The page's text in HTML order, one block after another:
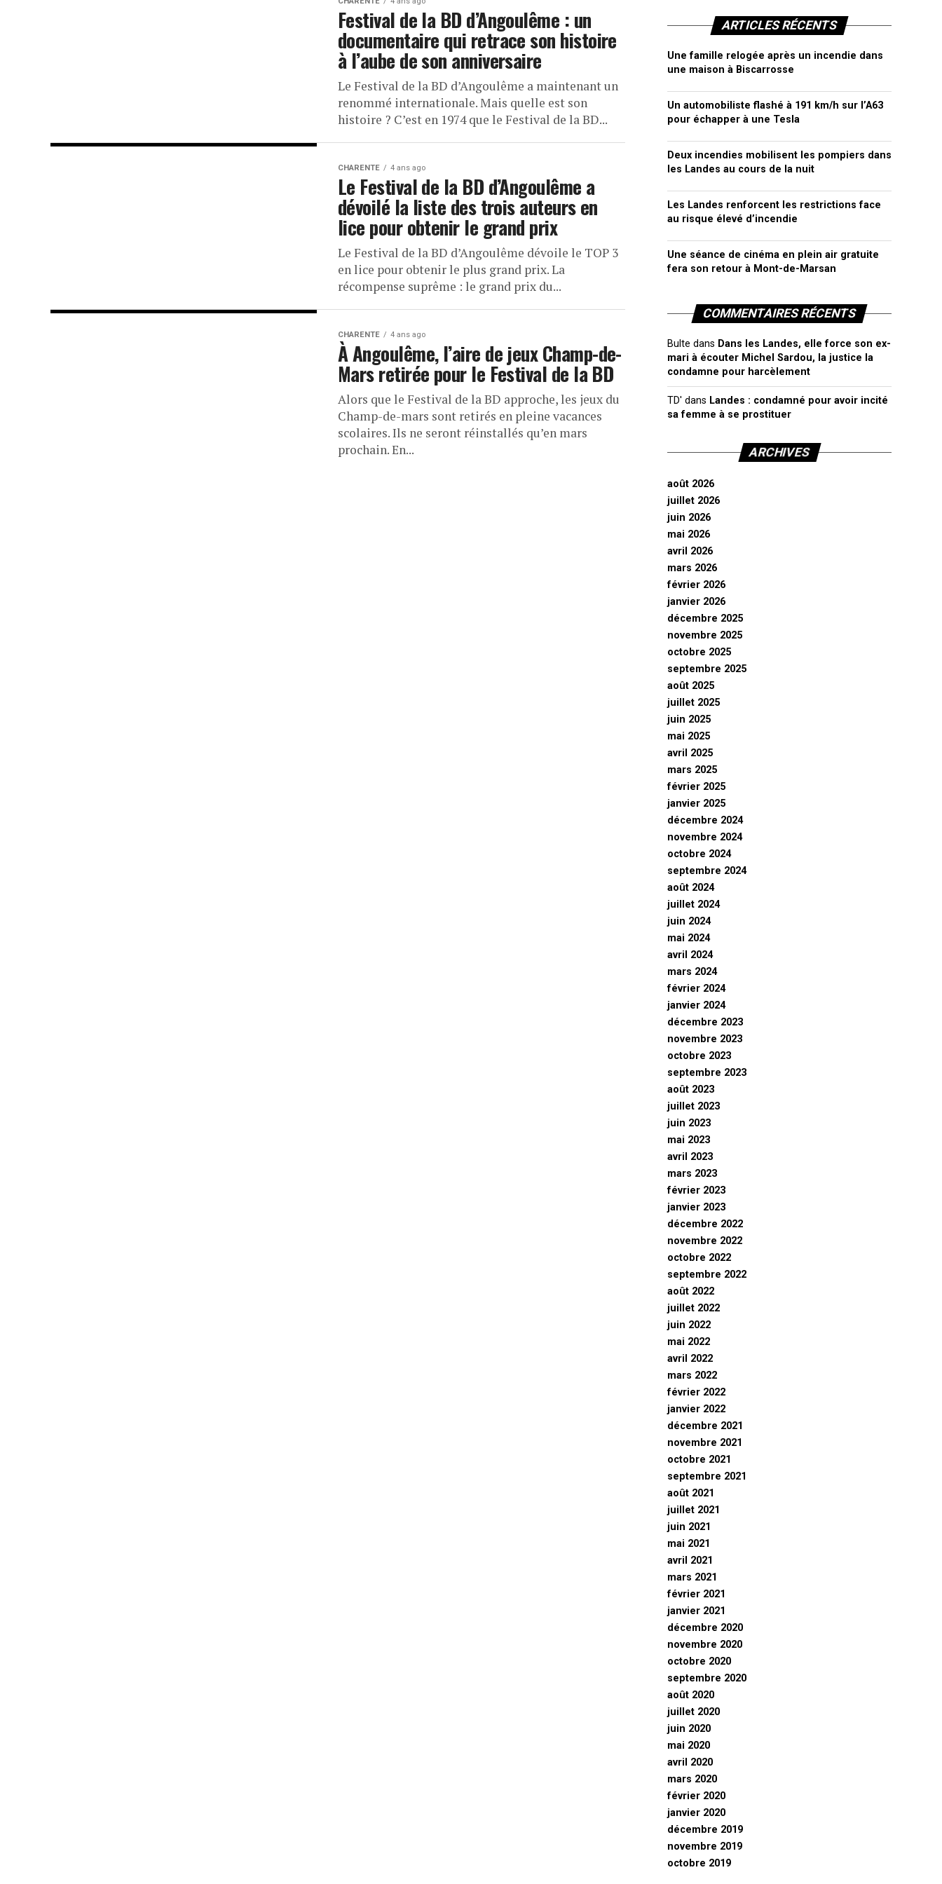
Festival de la BD d’Angoulême : un
documentaire qui retrace son histoire
à l’aube de son anniversaire
Le Festival de la BD d’Angoulême a maintenant un
renommé internationale. Mais quelle est son
histoire ? C’est en 1974 que le Festival de la BD...
CHARENTE 4 ans ago
Le Festival de la BD d’Angoulême a
dévoilé la liste des trois auteurs en
lice pour obtenir le grand prix
Le Festival de la BD d’Angoulême dévoile le TOP 3
en lice pour obtenir le plus grand prix. La
récompense suprême : le grand prix du...
CHARENTE 4 ans ago
À Angoulême, l’aire de jeux Champ-de-
Mars retirée pour le Festival de la BD
Alors que le Festival de la BD approche, les jeux du
Champ-de-mars sont retirés en pleine vacances
scolaires. Ils ne seront réinstallés qu’en mars
prochain. En...
ARTICLES RÉCENTS
Une famille relogée après un incendie dans
une maison à Biscarrosse
Un automobiliste flashé à 191 km/h sur l’A63
pour échapper à une Tesla
Deux incendies mobilisent les pompiers dans
les Landes au cours de la nuit
Les Landes renforcent les restrictions face
au risque élevé d’incendie
Une séance de cinéma en plein air gratuite
fera son retour à Mont-de-Marsan
COMMENTAIRES RÉCENTS
Bulte dans Dans les Landes, elle force son ex-
mari à écouter Michel Sardou, la justice la
condamne pour harcèlement
TD' dans Landes : condamné pour avoir incité
sa femme à se prostituer
ARCHIVES
août 2026
juillet 2026
juin 2026
mai 2026
avril 2026
mars 2026
février 2026
janvier 2026
décembre 2025
novembre 2025
octobre 2025
septembre 2025
août 2025
juillet 2025
juin 2025
mai 2025
avril 2025
mars 2025
février 2025
janvier 2025
décembre 2024
novembre 2024
octobre 2024
septembre 2024
août 2024
juillet 2024
juin 2024
mai 2024
avril 2024
mars 2024
février 2024
janvier 2024
décembre 2023
novembre 2023
octobre 2023
septembre 2023
août 2023
juillet 2023
juin 2023
mai 2023
avril 2023
mars 2023
février 2023
janvier 2023
décembre 2022
novembre 2022
octobre 2022
septembre 2022
août 2022
juillet 2022
juin 2022
mai 2022
avril 2022
mars 2022
février 2022
janvier 2022
décembre 2021
novembre 2021
octobre 2021
septembre 2021
août 2021
juillet 2021
juin 2021
mai 2021
avril 2021
mars 2021
février 2021
janvier 2021
décembre 2020
novembre 2020
octobre 2020
septembre 2020
août 2020
juillet 2020
juin 2020
mai 2020
avril 2020
mars 2020
février 2020
janvier 2020
décembre 2019
novembre 2019
octobre 2019